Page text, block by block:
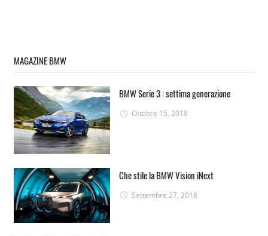
MAGAZINE BMW
BMW Serie 3 : settima generazione
Ottobre 15, 2018
Che stile la BMW Vision iNext
Settembre 27, 2018